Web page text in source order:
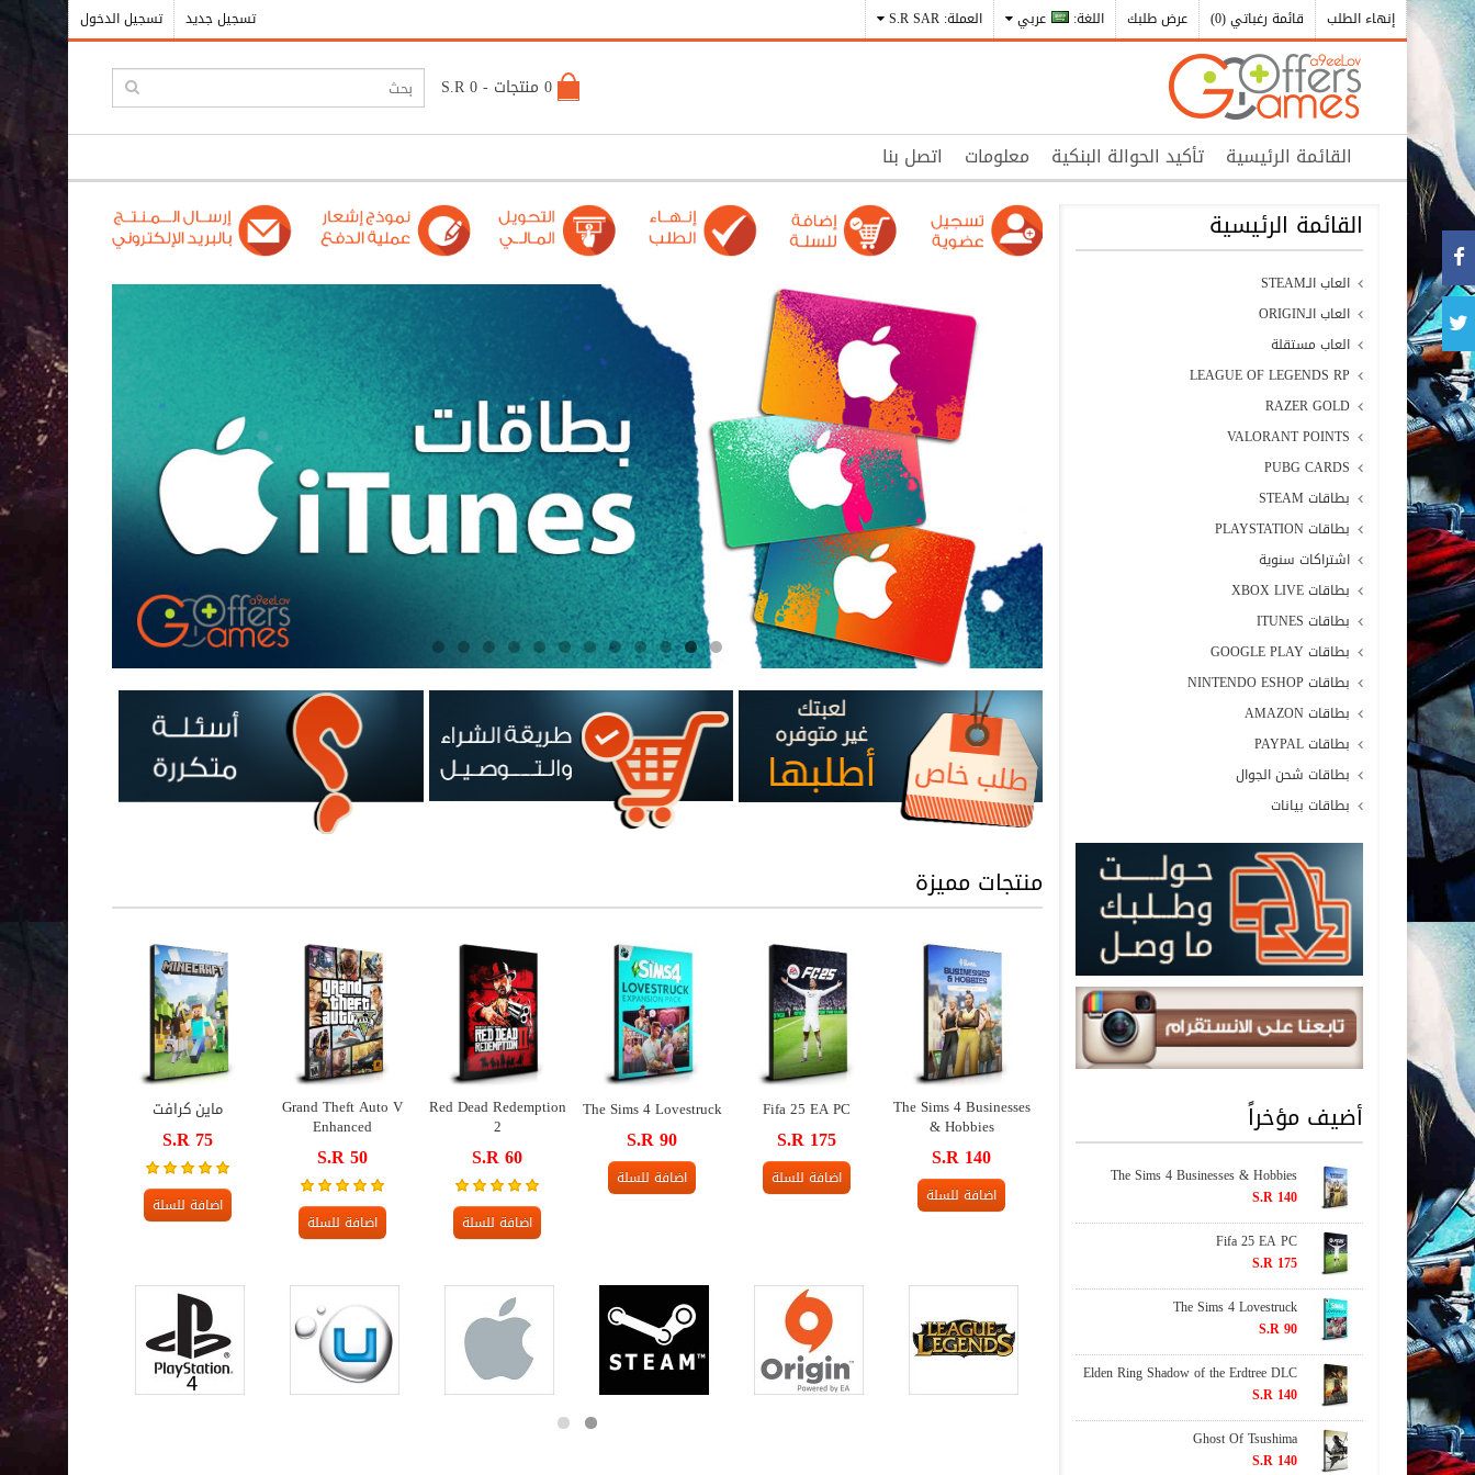
عرض طلبك قائمة رغباتي (0) إنهاء الطلب اللغة: عربي العملة: S.R SAR تسجيل الدخول تسجيل جديد
0 منتجات - S.R 0
القائمة الرئيسية تأكيد الحوالة البنكية معلومات اتصل بنا
القائمة الرئيسية
العاب الـSTEAM
العاب الـORIGIN
العاب مستقلة
LEAGUE OF LEGENDS RP
RAZER GOLD
VALORANT POINTS
PUBG CARDS
بطاقات STEAM
بطاقات PLAYSTATION
اشتراكات سنوية
بطاقات XBOX LIVE
بطاقات ITUNES
بطاقات GOOGLE PLAY
بطاقات NINTENDO ESHOP
بطاقات AMAZON
بطاقات PAYPAL
بطاقات شحن الجوال
بطاقات بيانات
أضيف مؤخراً
The Sims 4 Businesses & Hobbies
S.R 140
Fifa 25 EA PC
S.R 175
The Sims 4 Lovestruck
S.R 90
Elden Ring Shadow of the Erdtree DLC
S.R 140
Ghost Of Tsushima
S.R 140
منتجات مميزة
ماين كرافت
S.R 75
اضافة للسلة
Grand Theft Auto V
Enhanced
S.R 50
اضافة للسلة
Red Dead Redemption
2
S.R 60
اضافة للسلة
The Sims 4 Lovestruck
S.R 90
اضافة للسلة
Fifa 25 EA PC
S.R 175
اضافة للسلة
The Sims 4 Businesses
& Hobbies
S.R 140
اضافة للسلة